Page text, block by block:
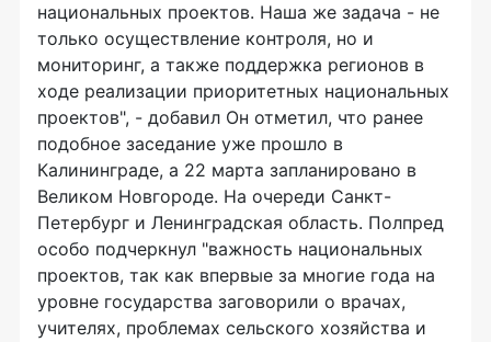
национальных проектов. Hаша же задача - не
только осуществление контроля, но и
мониторинг, а также поддержка регионов в
ходе реализации приоритетных национальных
проектов", - добавил Он отметил, что ранее
подобное заседание уже прошло в
Калининграде, а 22 марта запланировано в
Великом Hовгороде. Hа очереди Санкт-
Петербург и Ленинградская область. Полпред
особо подчеркнул "важность национальных
проектов, так как впервые за многие года на
уровне государства заговорили о врачах,
учителях, проблемах сельского хозяйства и